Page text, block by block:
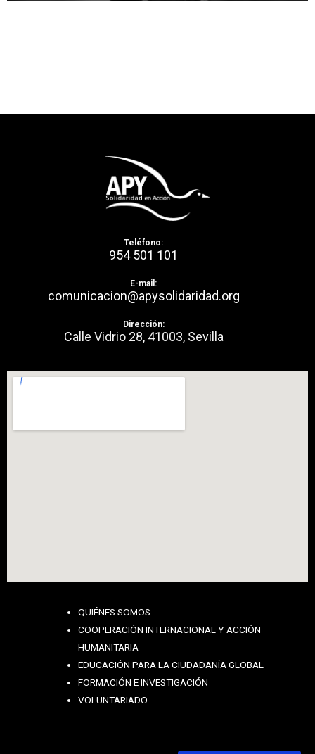
Teléfono:
954 501 101
E-mail:
comunicacion@apysolidaridad.org
Dirección:
Calle Vidrio 28, 41003, Sevilla
QUIÉNES SOMOS
COOPERACIÓN INTERNACIONAL Y ACCIÓN
HUMANITARIA
EDUCACIÓN PARA LA CIUDADANÍA GLOBAL
FORMACIÓN E INVESTIGACIÓN
VOLUNTARIADO